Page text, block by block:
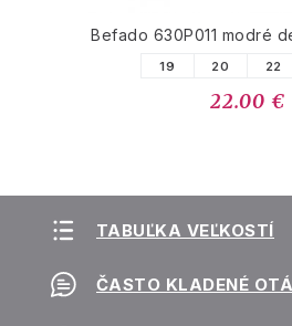
Befado 630P011 modré
19 20 22
22.00 €
TABUĽKA VEĽKOSTÍ
ČASTO KLADENÉ